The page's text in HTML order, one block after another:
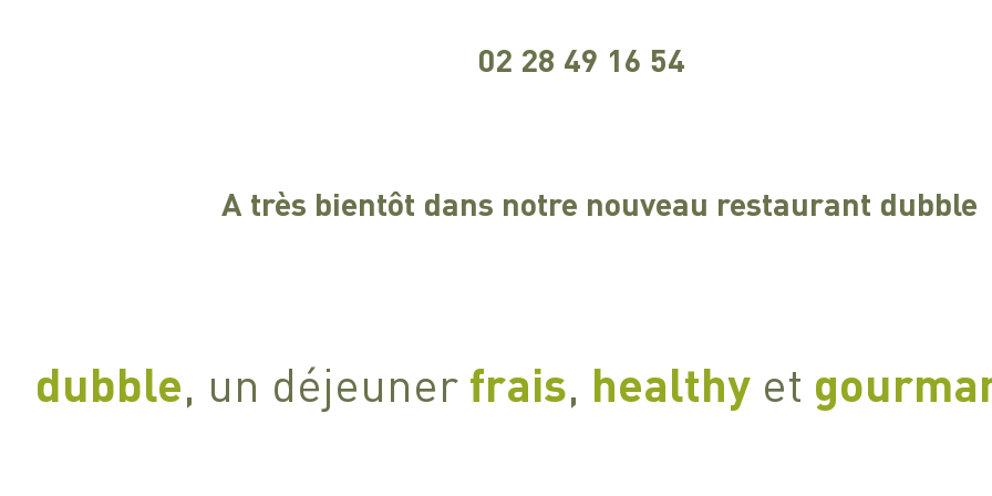
​​dubble, un déjeuner frais, healthy et
02 28 49 16 54
A très bientôt dans notre nouveau restaurant dubble